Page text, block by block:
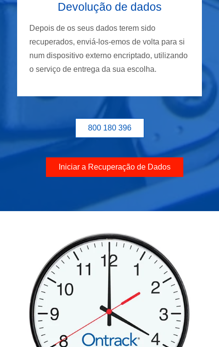
Devolução de dados
Depois de os seus dados terem sido
recuperados, enviá-los-emos de volta para si
num dispositivo externo encriptado, utilizando
o serviço de entrega da sua escolha.
800 180 396
Iniciar a Recuperação de Dados